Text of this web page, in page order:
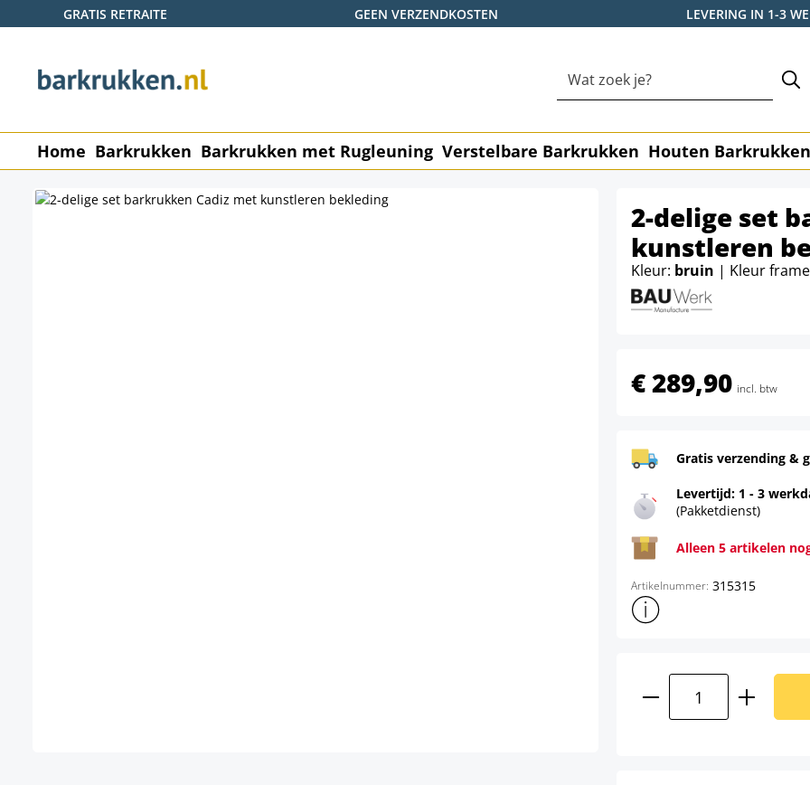
de hoofdinhoud
Ga naar de zoekopdracht
Ga naar de hoofdnavigatie
GRATIS RETRAITE GEEN VERZENDKOSTEN LEVERING IN 1-3
Home Barkrukken Barkrukken met Rugleuning Verstelbare Barkrukken Houten Barkrukken
2-delige set
kunstleren
Kleur: bruin | Kleur
€ 289,90 incl. btw
Gratis verzending &
Levertijd: 1 - 3
(Pakketdienst)
Alleen 5 artikelen
Artikelnummer: 315315
Toon meer productinformatie